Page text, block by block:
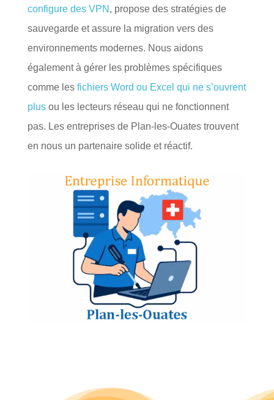
configure des VPN , propose des stratégies de
sauvegarde et assure la migration vers des
environnements modernes. Nous aidons
également à gérer les problèmes spécifiques
comme les fichiers Word ou Excel qui ne s’ouvrent
plusou les lecteurs réseau qui ne fonctionnent
pas. Les entreprises de Plan-les-Ouates trouvent
en nous un partenaire solide et réactif.